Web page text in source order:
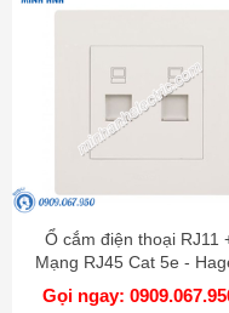
Ổ cắm điện thoại RJ11
Mạng RJ45 Cat 5e -
WGMT2RJRJ5
Gọi ngay: